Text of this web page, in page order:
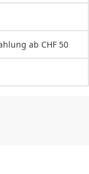
ab CHF 50